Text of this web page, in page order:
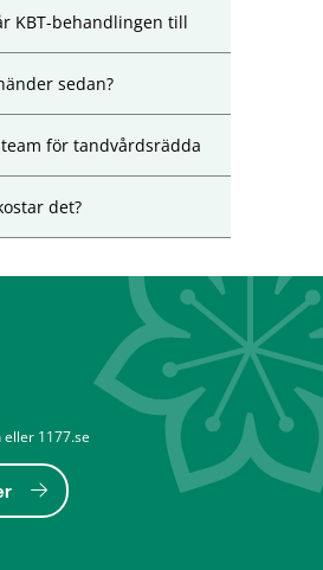
KBT-behandlingen till
sedan?
för tandvårdsrädda
det?
eller 1177.se